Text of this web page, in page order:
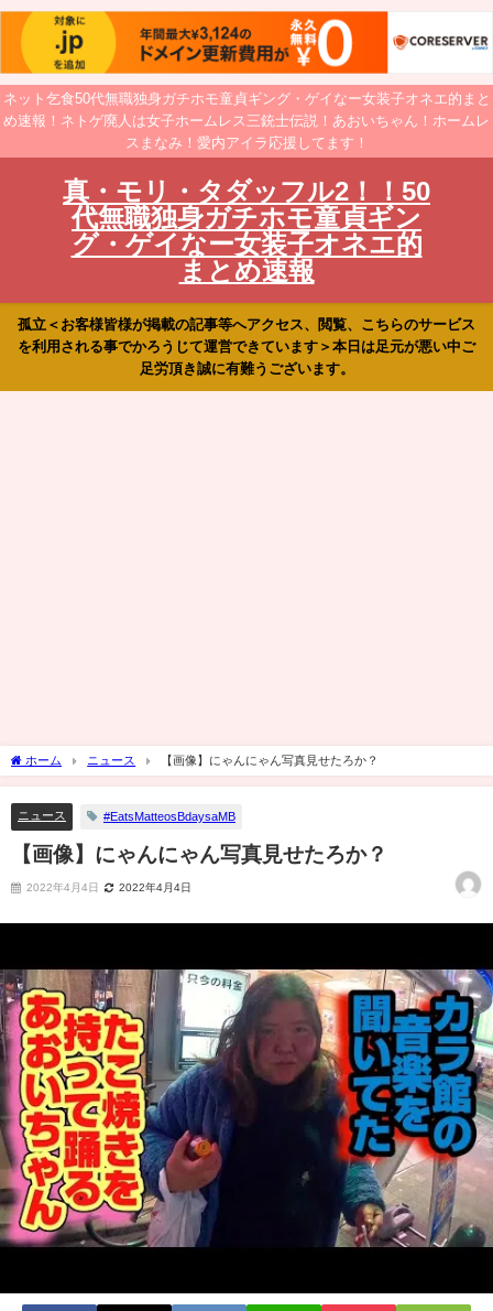
ネット乞食50代無職独身ガチホモ童貞ギング・ゲイなー女装子オネエ的まと
め速報！ネトゲ廃人は女子ホームレス三銃士伝説！あおいちゃん！ホームレ
スまなみ！愛内アイラ応援してます！
真・モリ・タダッフル2！！50
代無職独身ガチホモ童貞ギン
グ・ゲイなー女装子オネエ的
まとめ速報
孤立＜お客様皆様が掲載の記事等へアクセス、閲覧、こちらのサービス
を利用される事でかろうじて運営できています＞本日は足元が悪い中ご
足労頂き誠に有難うございます。
ホーム ニュース 【画像】にゃんにゃん写真見せたろか？
ニュース #EatsMatteosBdaysaMB
【画像】にゃんにゃん写真見せたろか？
2022年4月4日 2022年4月4日